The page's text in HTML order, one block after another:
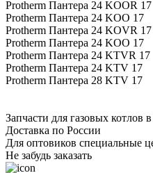
Protherm Пантера 24 KOOR 17
Protherm Пантера 24 KOO 17
Protherm Пантера 24 KOVR 17
Protherm Пантера 24 KOO 17
Protherm Пантера 24 KTVR 17
Protherm Пантера 24 KTV 17
Protherm Пантера 28 KTV 17
Запчасти для газовых котлов
Доставка по России
Для оптовиков специальные
Не забудь заказать